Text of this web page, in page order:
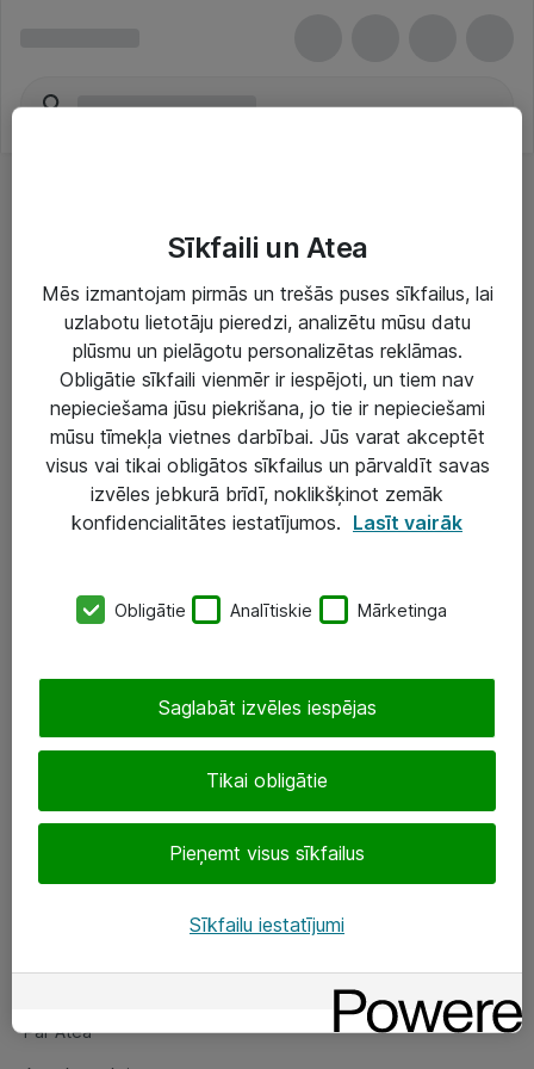
Risinājumi & Pakalpojumi
IT serviss un atbalsts
IT infrastruktūra
Darba vietu IT risinājumi
Serveri un datu centri
SIA „ATEA”
eShop@atea.lv
Sekojiet mums
Par Atea
Par Atea
Sīkfaili un Atea
Mēs izmantojam pirmās un trešās puses sīkfailus, lai
uzlabotu lietotāju pieredzi, analizētu mūsu datu
plūsmu un pielāgotu personalizētas reklāmas.
Obligātie sīkfaili vienmēr ir iespējoti, un tiem nav
nepieciešama jūsu piekrišana, jo tie ir nepieciešami
mūsu tīmekļa vietnes darbībai. Jūs varat akceptēt
visus vai tikai obligātos sīkfailus un pārvaldīt savas
izvēles jebkurā brīdī, noklikšķinot zemāk
konfidencialitātes iestatījumos. Lasīt vairāk
Obligātie Analītiskie Mārketinga
Tikai obligātie
Pieņemt visus sīkfailus
Saglabāt izvēles iespējas
Sīkfailu iestatījumi